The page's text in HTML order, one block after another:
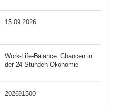
15.09.2026
Work-Life-Balance: Chancen in
der 24-Stunden-Ökonomie
202691500